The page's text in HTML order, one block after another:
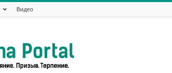
Видео
Портал